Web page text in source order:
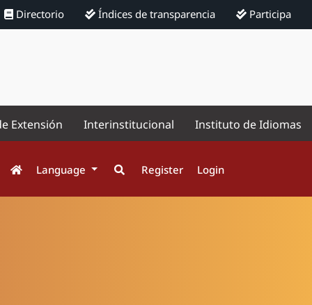
Directorio Índices de transparencia Participa
Extensión Interinstitucional Instituto de Idiomas
Language Register Login